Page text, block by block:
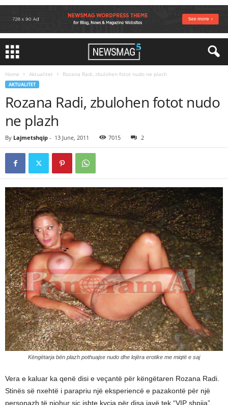
Home Aktualitet Rozana Radi, zbulohen fotot nudo ne plazh
AKTUALITET
Rozana Radi, zbulohen fotot nudo
ne plazh
By Lajmetshqip - 13 June, 2011 7015 2
Këngëtarja bën plazh pothuajse nudo dhe lojëra erotike me miqtë e saj
Vera e kaluar ka qenë disi e veçantë për këngëtaren Rozana Radi.
Stinës së nxehtë i parapriu një eksperiencë e pazakontë për një
personazh të njohur siç ishte kyçja për disa javë tek “VIP shpija”,